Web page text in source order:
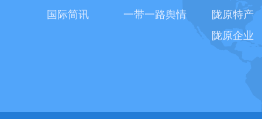
国际简讯
一带一路舆情
陇原特产
陇原企业